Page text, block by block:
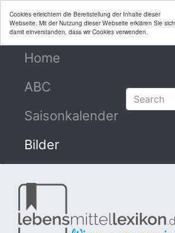
Cookies erleichtern die Bereitstellung der Inhalte dieser
Webseite. Mit der Nutzung dieser Webseite erklären Sie sich
damit einverstanden, dass wir Cookies verwenden.
Home
ABC
Saisonkalender
Bilder